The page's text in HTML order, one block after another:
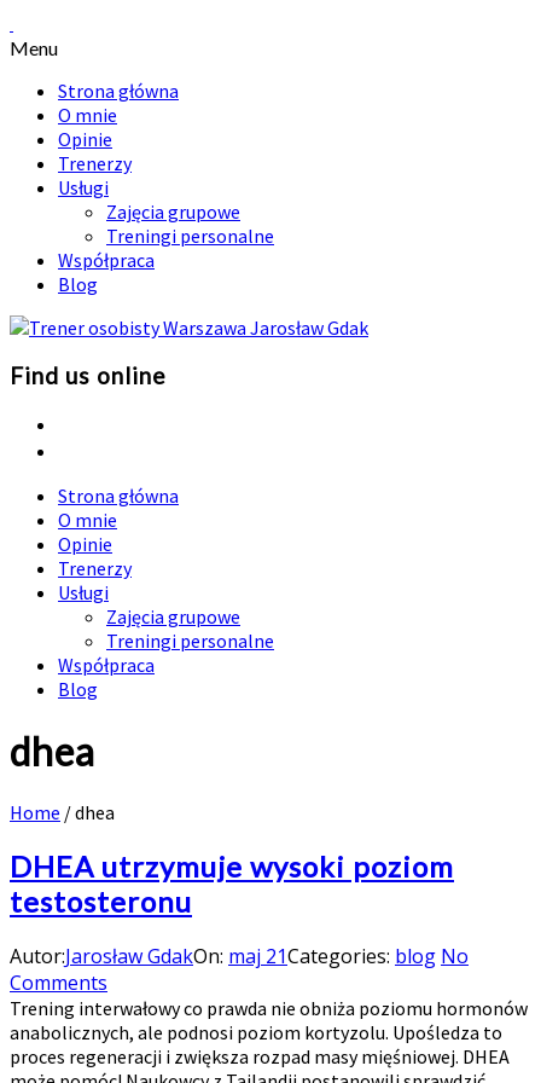
Menu
Strona główna
O mnie
Opinie
Trenerzy
Usługi
Zajęcia grupowe
Treningi personalne
Współpraca
Blog
Find us online
Strona główna
O mnie
Opinie
Trenerzy
Usługi
Zajęcia grupowe
Treningi personalne
Współpraca
Blog
dhea
Home /dhea
DHEA utrzymuje wysoki poziom
testosteronu
Autor:Jarosław GdakOn: maj 21Categories: blog No
Comments
Trening interwałowy co prawda nie obniża poziomu hormonów
anabolicznych, ale podnosi poziom kortyzolu. Upośledza to
proces regeneracji i zwiększa rozpad masy mięśniowej. DHEA